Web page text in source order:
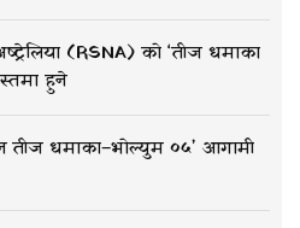
(RSNA) को ‘तीज धमाका
हुने
तीज धमाका–भोल्युम ०५’ आगामी